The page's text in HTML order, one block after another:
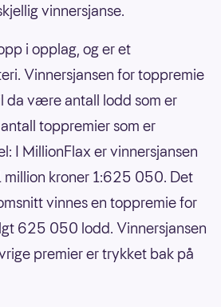
vinnersjanse.
i opplag, og er et
Vinnersjansen for toppremie
da være antall lodd som er
toppremier som er
I MillionFlax er vinnersjansen
million kroner 1:625 050. Det
vinnes en toppremie for
625 050 lodd. Vinnersjansen
premier er trykket bak på